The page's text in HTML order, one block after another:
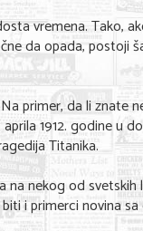
vremena. Tako,
da opada, postoji
primer, da li znate
1912. godine u
Titanika.
nekog od svetskih
i primerci novina sa